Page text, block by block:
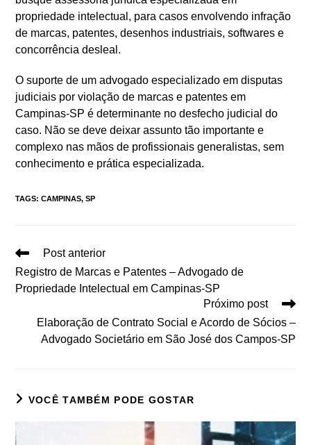
propriedade intelectual, para casos envolvendo infração
de marcas, patentes, desenhos industriais, softwares e
concorrência desleal.
O suporte de um advogado especializado em disputas
judiciais por violação de marcas e patentes em
Campinas-SP é determinante no desfecho judicial do
caso. Não se deve deixar assunto tão importante e
complexo nas mãos de profissionais generalistas, sem
conhecimento e prática especializada.
TAGS:CAMPINAS, SP
Leia
mais
artigos
Post anterior
Registro de Marcas e Patentes – Advogado de
Propriedade Intelectual em Campinas-SP
Próximo post
Elaboração de Contrato Social e Acordo de Sócios –
Advogado Societário em São José dos Campos-SP
VOCÊ TAMBÉM PODE GOSTAR